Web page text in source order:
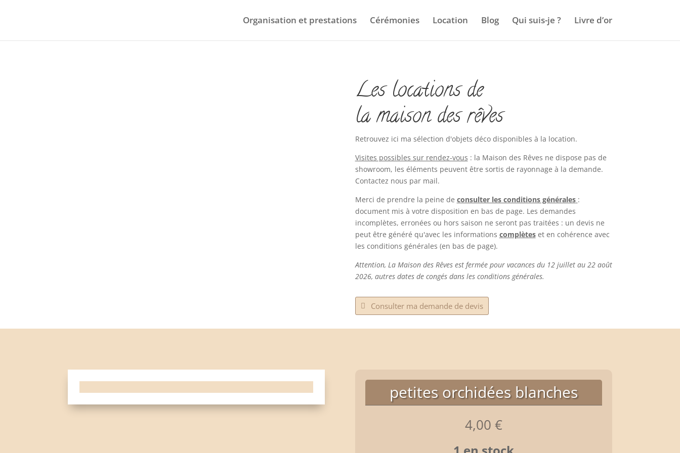
Organisation et prestations Cérémonies Location Blog Qui suis-je ? Livre d’or
Les locations de
la maison des rêves
Retrouvez ici ma sélection d'objets déco disponibles à la location.
Visites possibles sur rendez-vous : la Maison des Rêves ne dispose pas de
showroom, les éléments peuvent être sortis de rayonnage à la demande.
Contactez nous par mail.
Merci de prendre la peine de consulter les conditions générales :
document mis à votre disposition en bas de page. Les demandes
incomplètes, erronées ou hors saison ne seront pas traitées : un devis ne
peut être généré qu'avec les informations complètes et en cohérence avec
les conditions générales (en bas de page).
Attention, La Maison des Rêves est fermée pour vacances du 12 juillet au 22 août
2026, autres dates de congés dans les conditions générales.
Consulter ma demande de devis
petites orchidées blanches
4,00 €